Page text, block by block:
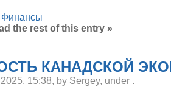
Финансы
the rest of this entry »
КАНАДСКОЙ
15:38, by Sergey, under .